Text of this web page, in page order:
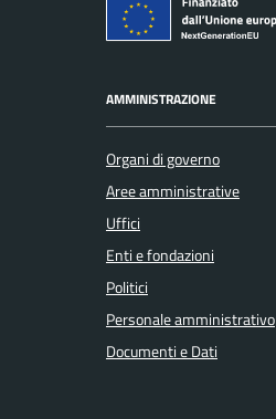
AMMINISTRAZIONE
Organi di governo
Aree amministrative
Uffici
Enti e fondazioni
Politici
Personale amministrativo
Documenti e Dati